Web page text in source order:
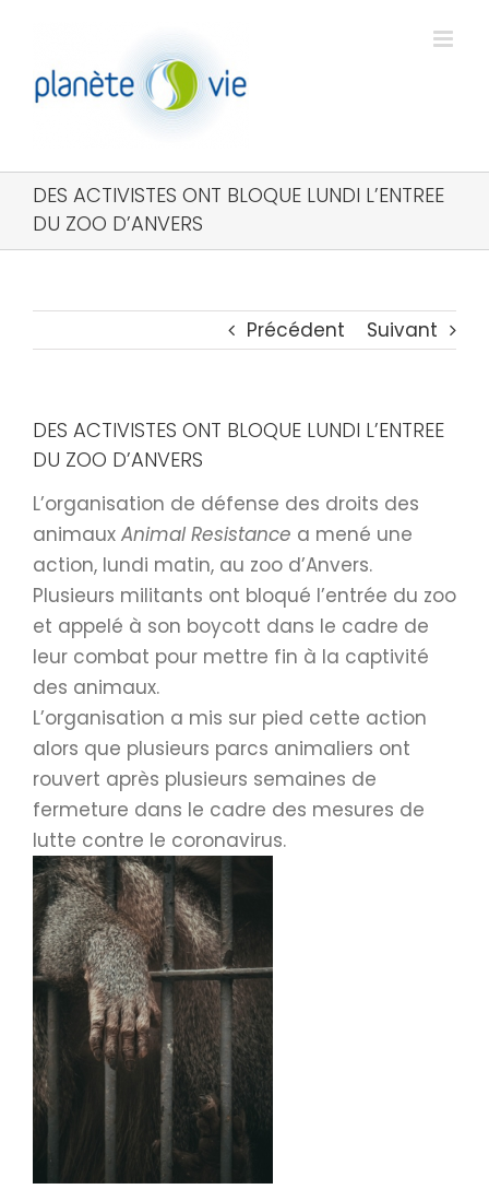
contenu
DES ACTIVISTES ONT BLOQUE LUNDI L’ENTREE
DU ZOO D’ANVERS
Précédent Suivant
DES ACTIVISTES ONT BLOQUE LUNDI L’ENTREE
DU ZOO D’ANVERS
L’organisation de défense des droits des
animaux Animal Resistance a mené une
action, lundi matin, au zoo d’Anvers.
Plusieurs militants ont bloqué l’entrée du zoo
et appelé à son boycott dans le cadre de
leur combat pour mettre fin à la captivité
des animaux.
L’organisation a mis sur pied cette action
alors que plusieurs parcs animaliers ont
rouvert après plusieurs semaines de
fermeture dans le cadre des mesures de
lutte contre le coronavirus.